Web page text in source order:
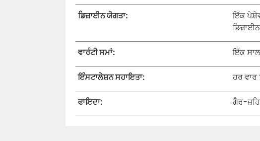
ਡਿਜ਼ਾਈਨ ਯੋਗਤਾ:
ਇੱਕ
ਵਾਰੰਟੀ ਸਮਾਂ: ਇੱਕ
ਇੰਸਟਾਲੇਸ਼ਨ ਸਹਾਇਤਾ: ਹਰ
ਫਾਇਦਾ: ਗੈਰ-